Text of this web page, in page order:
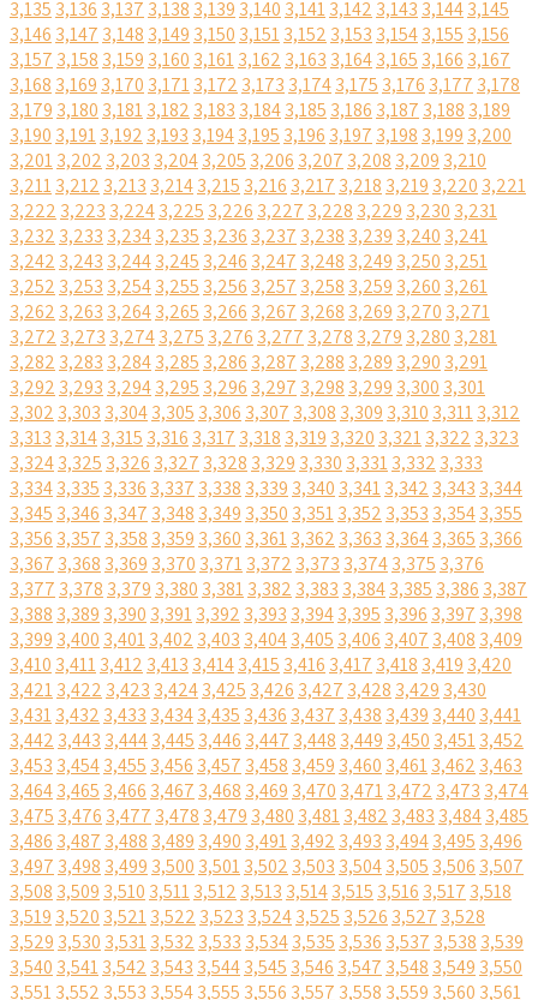
3,135 3,136 3,137 3,138 3,139 3,140 3,1413,142 3,143 3,1443,145
3,146 3,147 3,148 3,149 3,150 3,1513,152 3,153 3,1543,155 3,156
3,157 3,158 3,159 3,160 3,1613,162 3,163 3,1643,165 3,166 3,167
3,168 3,169 3,170 3,1713,172 3,173 3,1743,175 3,176 3,177 3,178
3,179 3,180 3,1813,182 3,183 3,1843,185 3,186 3,187 3,188 3,189
3,190 3,1913,192 3,193 3,1943,195 3,196 3,197 3,198 3,199 3,200
3,2013,202 3,203 3,2043,205 3,206 3,207 3,208 3,209 3,210
3,2113,212 3,213 3,2143,215 3,216 3,217 3,218 3,219 3,220 3,221
3,222 3,223 3,2243,225 3,226 3,227 3,228 3,229 3,230 3,231
3,232 3,233 3,2343,235 3,236 3,237 3,238 3,239 3,240 3,241
3,242 3,243 3,2443,245 3,246 3,247 3,248 3,249 3,250 3,251
3,252 3,253 3,2543,255 3,256 3,257 3,258 3,259 3,260 3,261
3,262 3,263 3,2643,265 3,266 3,267 3,268 3,269 3,270 3,271
3,272 3,273 3,2743,275 3,276 3,277 3,278 3,279 3,280 3,281
3,282 3,283 3,2843,285 3,286 3,287 3,288 3,289 3,290 3,291
3,292 3,293 3,2943,295 3,296 3,297 3,298 3,299 3,300 3,301
3,302 3,303 3,3043,305 3,306 3,307 3,308 3,309 3,310 3,3113,312
3,313 3,3143,315 3,316 3,317 3,318 3,319 3,320 3,3213,322 3,323
3,3243,325 3,326 3,327 3,328 3,329 3,330 3,3313,332 3,333
3,3343,335 3,336 3,337 3,338 3,339 3,340 3,3413,342 3,343 3,344
3,345 3,346 3,347 3,348 3,349 3,350 3,3513,352 3,353 3,3543,355
3,356 3,357 3,358 3,359 3,360 3,3613,362 3,363 3,3643,365 3,366
3,367 3,368 3,369 3,370 3,3713,372 3,373 3,3743,375 3,376
3,377 3,378 3,379 3,380 3,3813,382 3,383 3,3843,385 3,386 3,387
3,388 3,389 3,390 3,3913,392 3,393 3,3943,395 3,396 3,397 3,398
3,399 3,400 3,4013,402 3,403 3,4043,405 3,406 3,407 3,408 3,409
3,410 3,4113,412 3,413 3,4143,415 3,416 3,417 3,418 3,419 3,420
3,4213,422 3,423 3,4243,425 3,426 3,427 3,428 3,429 3,430
3,4313,432 3,433 3,4343,435 3,436 3,437 3,438 3,439 3,440 3,441
3,442 3,443 3,4443,445 3,446 3,447 3,448 3,449 3,450 3,4513,452
3,453 3,4543,455 3,456 3,457 3,458 3,459 3,460 3,4613,462 3,463
3,4643,465 3,466 3,467 3,468 3,469 3,470 3,4713,472 3,473 3,474
3,475 3,476 3,477 3,478 3,479 3,480 3,4813,482 3,483 3,4843,485
3,486 3,487 3,488 3,489 3,490 3,4913,492 3,493 3,4943,495 3,496
3,497 3,498 3,499 3,500 3,5013,502 3,503 3,5043,505 3,506 3,507
3,508 3,509 3,510 3,5113,512 3,513 3,5143,515 3,516 3,517 3,518
3,519 3,520 3,5213,522 3,523 3,5243,525 3,526 3,527 3,528
3,529 3,530 3,5313,532 3,533 3,5343,535 3,536 3,537 3,538 3,539
3,540 3,5413,542 3,543 3,5443,545 3,546 3,547 3,548 3,549 3,550
3,5513,552 3,553 3,5543,555 3,556 3,557 3,558 3,559 3,560 3,561